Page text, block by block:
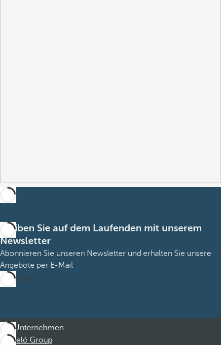
Bleiben Sie auf dem Laufenden mit unserem
Newsletter
Abonnieren Sie unseren Newsletter und erhalten Sie unsere
Angebote per E-Mail
Abonnieren
Unternehmen
Barceló Group